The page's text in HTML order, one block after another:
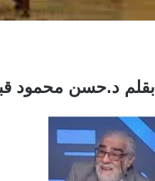
بقلم د.حسن محمود